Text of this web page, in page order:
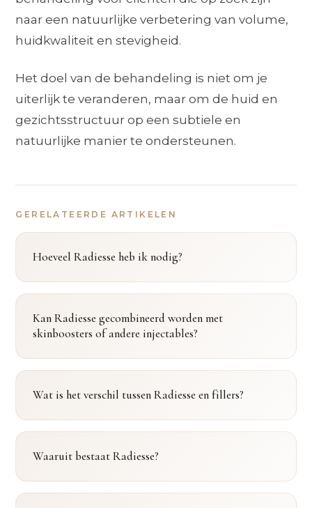
naar een natuurlijke verbetering van volume,
huidkwaliteit en stevigheid.
Het doel van de behandeling is niet om je
uiterlijk te veranderen, maar om de huid en
gezichtsstructuur op een subtiele en
natuurlijke manier te ondersteunen.
GERELATEERDE ARTIKELEN
Hoeveel Radiesse heb ik nodig?
Kan Radiesse gecombineerd worden met
skinboosters of andere injectables?
Wat is het verschil tussen Radiesse en fillers?
Waaruit bestaat Radiesse?